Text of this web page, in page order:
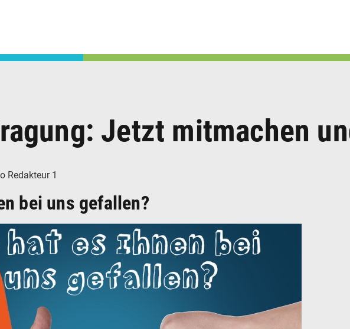
Jetzt mitmachen
Redakteur 1
bei uns gefallen?